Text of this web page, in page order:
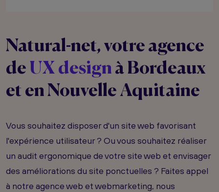
Natural-net, votre agence
de UX design à Bordeaux
et en Nouvelle Aquitaine
Vous souhaitez disposer d'un site web favorisant
l'expérience utilisateur ? Ou vous souhaitez réaliser
un audit ergonomique de votre site web et envisager
des améliorations du site ponctuelles ? Faites appel
à notre agence web et webmarketing, nous